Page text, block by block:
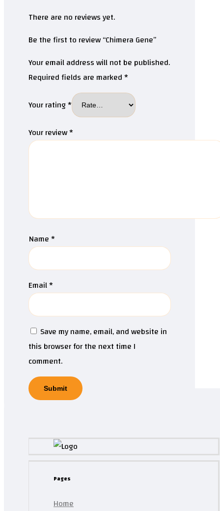
There are no reviews yet.
Be the first to review “Chimera Gene”
Your email address will not be published.
Required fields are marked*
Your rating*
Your review*
Name*
Email*
Save my name, email, and website in
this browser for the next time I
comment.
Pages
Home